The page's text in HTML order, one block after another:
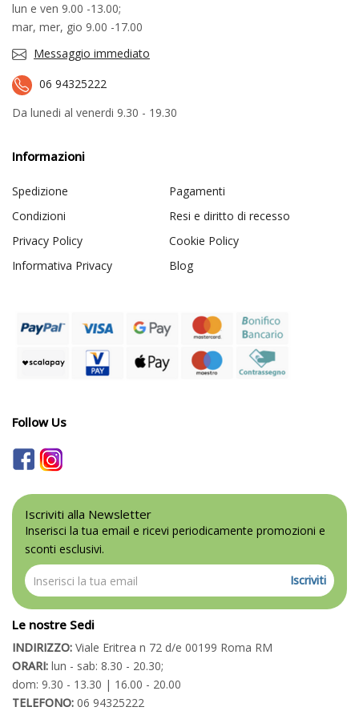
lun e ven 9.00 -13.00;
mar, mer, gio 9.00 -17.00
Messaggio immediato
06 94325222
Da lunedi al venerdi 9.30 - 19.30
Informazioni
Spedizione
Pagamenti
Condizioni
Resi e diritto di recesso
Privacy Policy
Cookie Policy
Informativa Privacy
Blog
Follow Us
Iscriviti alla Newsletter
Inserisci la tua email e ricevi periodicamente promozioni e
sconti esclusivi.
Iscriviti
Le nostre Sedi
INDIRIZZO: Viale Eritrea n 72 d/e 00199 Roma RM
ORARI: lun - sab: 8.30 - 20.30;
dom: 9.30 - 13.30 | 16.00 - 20.00
TELEFONO: 06 94325222